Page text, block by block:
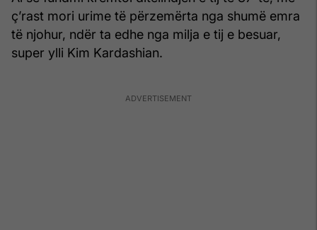
ç’rast mori urime të përzemërta nga shumë emra
të njohur, ndër ta edhe nga milja e tij e besuar,
super ylli Kim Kardashian.